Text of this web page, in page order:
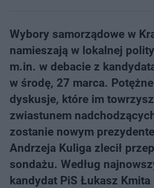
Wybory samorządowe w
namieszają w lokalnej
m.in. w debacie z
w środę, 27 marca.
dyskusje, które im
zwiastunem
zostanie nowym
Andrzeja Kuliga zlecił
sondażu. Według
kandydat PiS Łukasz